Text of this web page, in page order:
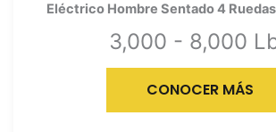
Eléctrico Hombre Sentado 4
3,000 - 8,000
CONOCER MÁS